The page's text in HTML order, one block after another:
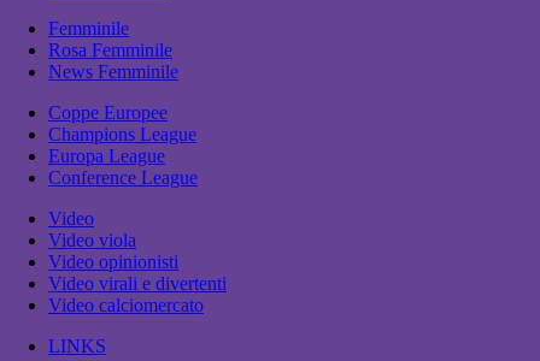
Femminile
Rosa Femminile
News Femminile
Coppe Europee
Champions League
Europa League
Conference League
Video
Video viola
Video opinionisti
Video virali e divertenti
Video calciomercato
LINKS